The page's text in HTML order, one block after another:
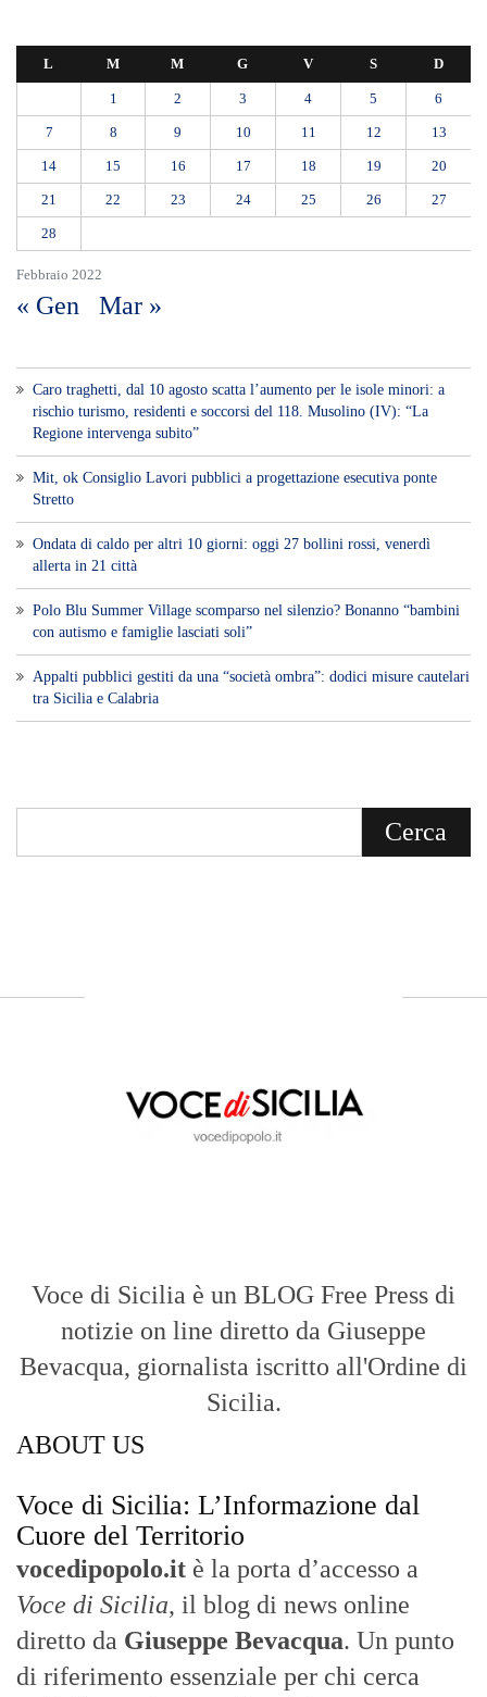
Febbraio 2022
L M M G V S D
1 2 3 4 5 6
7 8 9 10 11 12 13
14 15 16 17 18 19 20
21 22 23 24 25 26 27
28
« Gen Mar »
Caro traghetti, dal 10 agosto scatta l’aumento per le isole minori: a
rischio turismo, residenti e soccorsi del 118. Musolino (IV): “La
Regione intervenga subito”
Mit, ok Consiglio Lavori pubblici a progettazione esecutiva ponte
Stretto
Ondata di caldo per altri 10 giorni: oggi 27 bollini rossi, venerdì
allerta in 21 città
Polo Blu Summer Village scomparso nel silenzio? Bonanno “bambini
con autismo e famiglie lasciati soli”
Appalti pubblici gestiti da una “società ombra”: dodici misure cautelari
tra Sicilia e Calabria
Voce di Sicilia è un BLOG Free Press di
notizie on line diretto da Giuseppe
Bevacqua, giornalista iscritto all'Ordine di
Sicilia.
ABOUT US
Voce di Sicilia: L’Informazione dal
Cuore del Territorio
vocedipopolo.it è la porta d’accesso a
Voce di Sicilia, il blog di news online
diretto da Giuseppe Bevacqua. Un punto
di riferimento essenziale per chi cerca